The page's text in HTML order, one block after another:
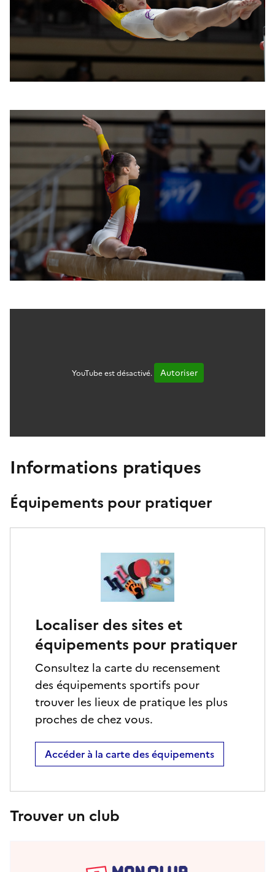
YouTube est désactivé. Autoriser
Informations pratiques
Équipements pour pratiquer
Localiser des sites et
équipements pour pratiquer
Consultez la carte du recensement
des équipements sportifs pour
trouver les lieux de pratique les plus
proches de chez vous.
Accéder à la carte des équipements
Trouver un club